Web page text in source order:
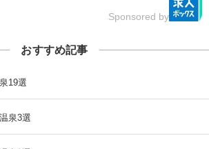
Sponsored by
おすすめ記事
19選
泉3選